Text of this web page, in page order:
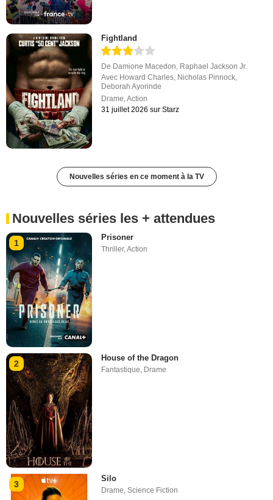
Fightland
De Damione Macedon, Raphael Jackson Jr.
Avec Howard Charles, Nicholas Pinnock,
Deborah Ayorinde
Drame,Action
31 juillet 2026 sur Starz
Nouvelles séries en ce moment à la TV
Nouvelles séries les + attendues
1
Prisoner
Thriller,Action
2
House of the Dragon
Fantastique, Drame
3
Silo
Drame,Science Fiction